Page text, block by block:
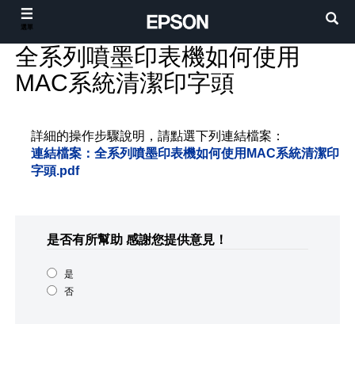
全系列噴墨印表機如何使用
MAC系統清潔印字頭
詳細的操作步驟說明，請點選下列連結檔案：
連結檔案：全系列噴墨印表機如何使用MAC系統清潔印
字頭.pdf
是否有所幫助 感謝您提供意見！
是
否